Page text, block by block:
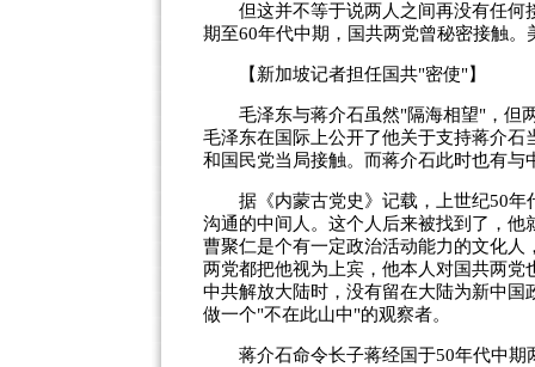
但这并不等于说两人之间再没有任何
期至60年代中期，国共两党曾秘密接触
【新加坡记者担任国共"密使"】
毛泽东与蒋介石虽然"隔海相望"，但两
毛泽东在国际上公开了他关于支持蒋介
和国民党当局接触。而蒋介石此时也有
据《内蒙古党史》记载，上世纪50年
沟通的中间人。这个人后来被找到了，
曹聚仁是个有一定政治活动能力的文化
两党都把他视为上宾，他本人对国共两
中共解放大陆时，没有留在大陆为新中
做一个"不在此山中"的观察者。
蒋介石命令长子蒋经国于50年代中期